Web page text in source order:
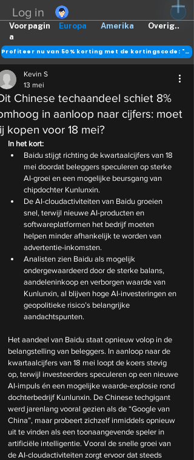
Log in
Europa Amerika Overig..
Voorpagin
a
Profiteer nu van 50% korting met de kortingscode: "DANK"
Chinese techaandeel schiet 8%
in aanloop naar cijfers: moet
kopen voor 18 mei?
Kevin S
13 mei
In het kort:
Baidu stijgt richting de kwartaalcijfers van 18
mei doordat beleggers speculeren op sterke
AI-groei en een mogelijke beursgang van
chipdochter Kunlunxin.
De AI-cloudactiviteiten van Baidu groeien
snel, terwijl nieuwe AI-producten en
softwareplatformen het bedrijf moeten
helpen minder afhankelijk te worden van
advertentie-inkomsten.
Analisten zien Baidu als mogelijk
ondergewaardeerd door de sterke balans,
aandeleninkoop en verborgen waarde van
Kunlunxin, al blijven hoge AI-investeringen en
geopolitieke risico’s belangrijke
aandachtspunten.
Het aandeel van Baidu staat opnieuw volop in de
belangstelling van beleggers. In aanloop naar de
kwartaalcijfers van 18 mei loopt de koers stevig
op, terwijl investeerders speculeren op een nieuwe
AI-impuls én een mogelijke waarde-explosie rond
dochterbedrijf Kunlunxin. De Chinese techgigant
werd jarenlang vooral gezien als de “Google van
China”, maar probeert zichzelf inmiddels opnieuw
uit te vinden als een toonaangevende speler in
artificiële intelligentie. Vooral de snelle groei van
de AI-cloudactiviteiten zorgt ervoor dat steeds